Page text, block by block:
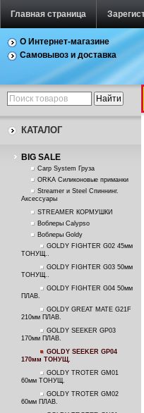
Главная страница
О Интернет-магазине
Самовывоз и доставка
КАТАЛОГ
BIG SALE
Carp System Груза
ORKA Силиконовые приманки
Streamer и Steel Спиннинг.
Аксессуары
STREAMER КОРМУШКИ
Воблеры Calypso
Воблеры Goldy
GOLDY FIGHTER G02 45мм
ТОНУЩ..
GOLDY FIGHTER G03 50мм
ТОНУЩ..
GOLDY FIGHTER G04 50мм
ПЛАВ.
GOLDY GREAT MATE G21F
210мм ПЛАВ.
GOLDY SEEKER GP03
170мм ПЛАВ.
GOLDY SEEKER GP04
170мм ТОНУЩ.
GOLDY TROTER GM01
60мм ТОНУЩ.
GOLDY TROTER GM02
60мм ПЛАВ.